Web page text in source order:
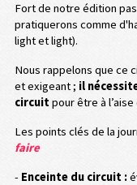
Fort de notre édition
pratiquerons comme
light et light).
Nous rappelons que ce
et exigeant ; il
circuitpour être à
Les points clés de la
faire
- Enceinte du circuit :